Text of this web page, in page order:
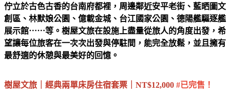
佇立於古色古香的台南府都裡，周邊鄰近安平老街、藍晒圖文
創區、林默娘公園、億載金城、台江國家公園、德陽艦驅逐艦
展示館⋯⋯等。樹屋文旅在設施上盡量從旅人的角度出發，希
望讓每位旅客在一次次出發與停駐間，能完全放鬆，並且擁有
最舒適的休憩與最美好的回憶。
樹屋文旅｜經典兩單床房住宿套票｜NT$12,000 #已完售！